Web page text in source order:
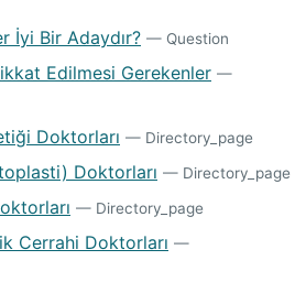
İyi Bir Adaydır? — Question
Edilmesi Gerekenler —
Doktorları — Directory_page
Doktorları — Directory_page
— Directory_page
Cerrahi Doktorları —